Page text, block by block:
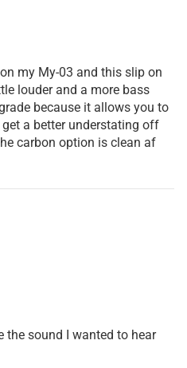
my My-03 and this slip on
louder and a more bass
because it allows you to
a better understating off
carbon option is clean af
the sound I wanted to hear